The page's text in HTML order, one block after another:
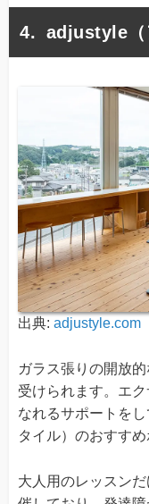
adjustyle（
出典: adjustyle.com
ガラス張りの開放
受けられます。エ
なれるサポートを
タイル）のおすすめ
大人用のレッスン